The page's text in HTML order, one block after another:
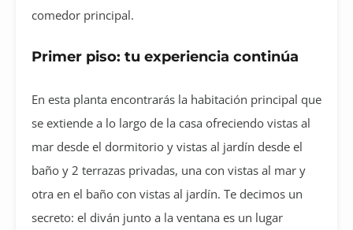
comedor principal.
Primer piso: tu experiencia continúa
En esta planta encontrarás la habitación principal que
se extiende a lo largo de la casa ofreciendo vistas al
mar desde el dormitorio y vistas al jardín desde el
baño y 2 terrazas privadas, una con vistas al mar y
otra en el baño con vistas al jardín. Te decimos un
secreto: el diván junto a la ventana es un lugar